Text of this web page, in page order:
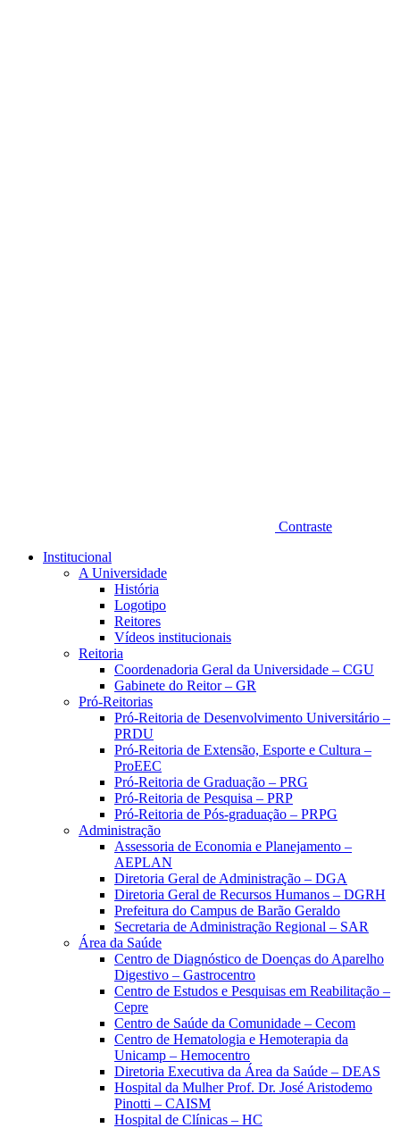
Contraste
Institucional
A Universidade
História
Logotipo
Reitores
Vídeos institucionais
Reitoria
Coordenadoria Geral da Universidade – CGU
Gabinete do Reitor – GR
Pró-Reitorias
Pró-Reitoria de Desenvolvimento Universitário –
PRDU
Pró-Reitoria de Extensão, Esporte e Cultura –
ProEEC
Pró-Reitoria de Graduação – PRG
Pró-Reitoria de Pesquisa – PRP
Pró-Reitoria de Pós-graduação – PRPG
Administração
Assessoria de Economia e Planejamento –
AEPLAN
Diretoria Geral de Administração – DGA
Diretoria Geral de Recursos Humanos – DGRH
Prefeitura do Campus de Barão Geraldo
Secretaria de Administração Regional – SAR
Área da Saúde
Centro de Diagnóstico de Doenças do Aparelho
Digestivo – Gastrocentro
Centro de Estudos e Pesquisas em Reabilitação –
Cepre
Centro de Saúde da Comunidade – Cecom
Centro de Hematologia e Hemoterapia da
Unicamp – Hemocentro
Diretoria Executiva da Área da Saúde – DEAS
Hospital da Mulher Prof. Dr. José Aristodemo
Pinotti – CAISM
Hospital de Clínicas – HC